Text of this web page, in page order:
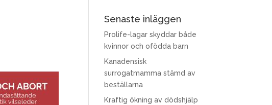
Senaste inläggen
Prolife-lagar skyddar både
kvinnor och ofödda barn
Kanadensisk
surrogatmamma stämd av
beställarna
Kraftig ökning av dödshjälp